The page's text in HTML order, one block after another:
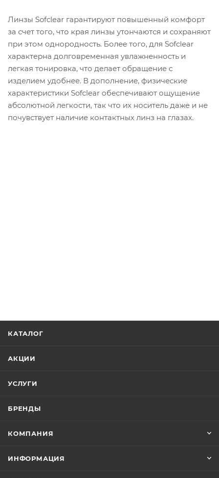
Линзы Sofclear гарантируют повышенный комфорт
за счет того, что края линзы утончаются и сохраняют
при этом однородность. Более того, для Sofclear
характерна долговременная увлажненность и
легкая тонировка, что делает обращение с
изделием удобнее. В дополнение, физические
характеристики Sofclear обеспечивают ощущение
абсолютной легкости, так что их носитель даже и не
почувствует наличие контактных линз на глазах.
КАТАЛОГ
АКЦИИ
УСЛУГИ
БРЕНДЫ
КОМПАНИЯ
ИНФОРМАЦИЯ